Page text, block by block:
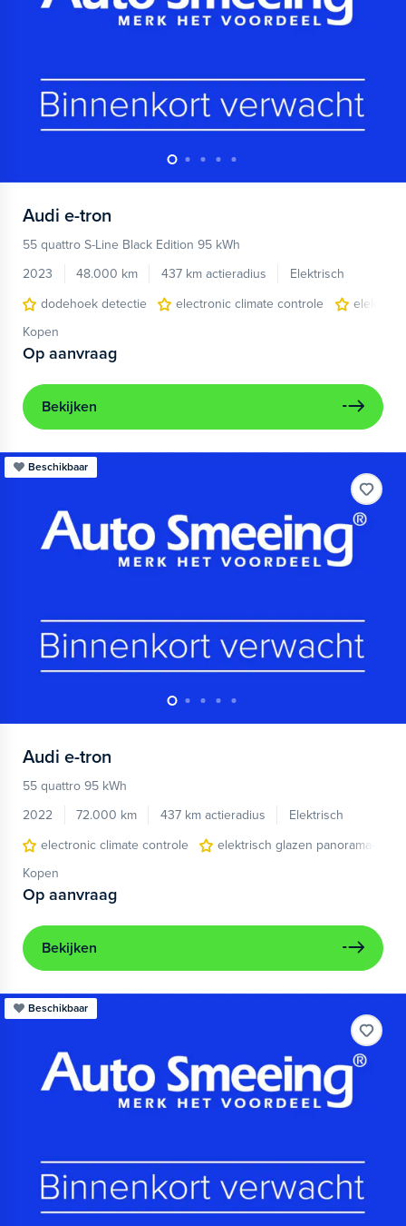
Audi e-tron
55 quattro S-Line Black Edition 95 kWh
2023
48.000 km 437 km actieradius
Elektrisch
dodehoek detectie
electronic climate controle
Kopen
Op aanvraag
Bekijken
Beschikbaar
Audi e-tron
55 quattro 95 kWh
2022
72.000 km 437 km actieradius
Elektrisch
electronic climate controle
elektrisch glazen panorama-dak
Kopen
Op aanvraag
Bekijken
Beschikbaar